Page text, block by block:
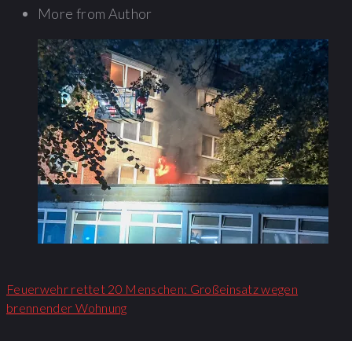
More from Author
Feuerwehr rettet 20 Menschen: Großeinsatz wegen
brennender Wohnung​